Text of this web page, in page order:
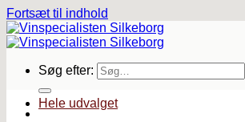
Fortsæt til indhold
Søg efter:
Hele udvalget